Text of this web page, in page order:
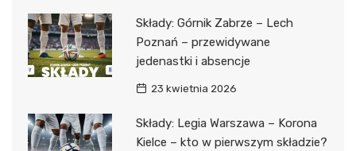
Składy: Górnik Zabrze – Lech
Poznań – przewidywane
jedenastki i absencje
23 kwietnia 2026
Składy: Legia Warszawa – Korona
Kielce – kto w pierwszym składzie?